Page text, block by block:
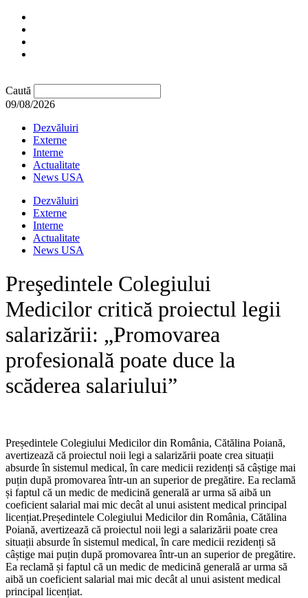
Caută
09/08/2026
Dezvăluiri
Externe
Interne
Actualitate
News USA
Dezvăluiri
Externe
Interne
Actualitate
News USA
Preşedintele Colegiului
Medicilor critică proiectul legii
salarizării: „Promovarea
profesională poate duce la
scăderea salariului”
Președintele Colegiului Medicilor din România, Cătălina Poiană,
avertizează că proiectul noii legi a salarizării poate crea situații
absurde în sistemul medical, în care medicii rezidenți să câștige mai
puțin după promovarea într-un an superior de pregătire. Ea reclamă
și faptul că un medic de medicină generală ar urma să aibă un
coeficient salarial mai mic decât al unui asistent medical principal
licențiat.​Președintele Colegiului Medicilor din România, Cătălina
Poiană, avertizează că proiectul noii legi a salarizării poate crea
situații absurde în sistemul medical, în care medicii rezidenți să
câștige mai puțin după promovarea într-un an superior de pregătire.
Ea reclamă și faptul că un medic de medicină generală ar urma să
aibă un coeficient salarial mai mic decât al unui asistent medical
principal licențiat.